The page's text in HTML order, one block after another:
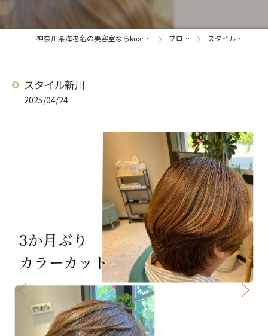
神奈川県海老名の美容室ならkoselig ブログ スタイル新川
スタイル新川
2025/04/24